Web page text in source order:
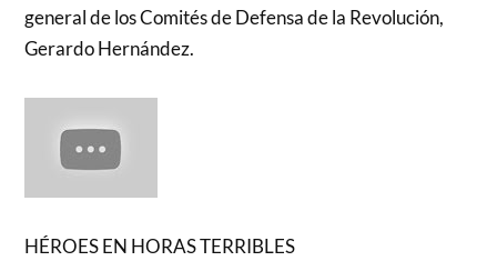
general de los Comités de Defensa de la Revolución,
Gerardo Hernández.
HÉROES EN HORAS TERRIBLES